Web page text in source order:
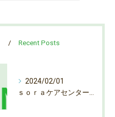
Recent Posts
2024/02/01